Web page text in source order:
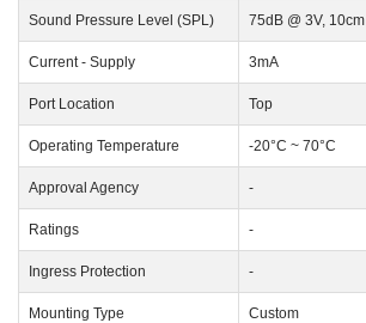
Sound Pressure Level (SPL) 75dB @ 3V, 10cm
Current - Supply 3mA
Port Location Top
Operating Temperature -20°C ~ 70°C
Approval Agency -
Ratings -
Ingress Protection -
Mounting Type Custom